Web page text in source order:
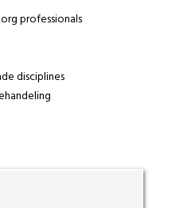
professionals
disciplines